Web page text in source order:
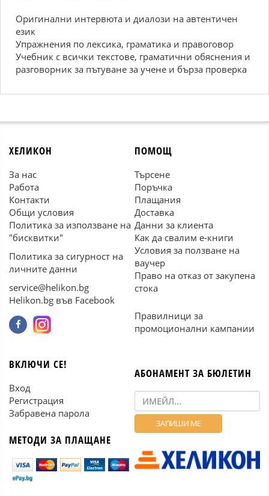
Оригинални интервюта и диалози на автентичен
език
Упражнения по лексика, граматика и правоговор
Учебник с всички текстове, граматични обяснения и
разговорник за пътуване за учене и бърза проверка
ХЕЛИКОН
За нас
Работа
Контакти
Общи условия
Политика за използване на
"бисквитки"
Политика за сигурност на
личните данни
service@helikon.bg
Helikon.bg във Facebook
ПОМОЩ
Търсене
Поръчка
Плащания
Доставка
Данни за клиента
Как да свалим е-книги
Условия за ползване на
ваучер
Право на отказ от закупена
стока
Правилници за
промоционални кампании
ВКЛЮЧИ СЕ!
Вход
Регистрация
Забравена парола
МЕТОДИ ЗА ПЛАЩАНЕ
АБОНАМЕНТ ЗА БЮЛЕТИН